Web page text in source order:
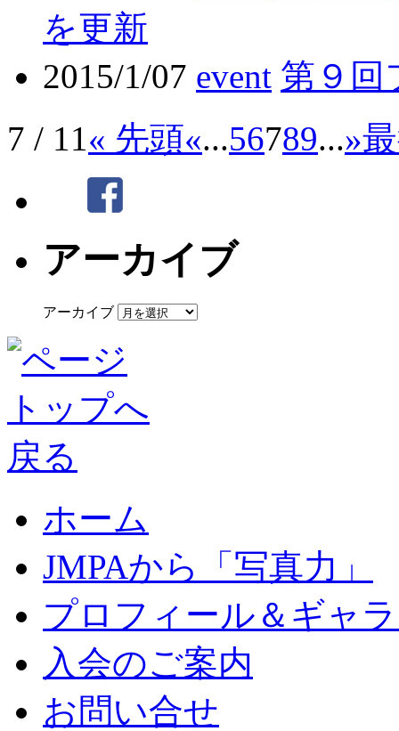
を更新
2015/1/07 event 第９回
7 / 11« 先頭«...56789...»
アーカイブ
アーカイブ
ホーム
JMPAから「写真力」
プロフィール＆ギャ
入会のご案内
お問い合せ